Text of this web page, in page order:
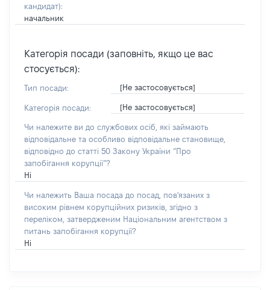
кандидат):
начальник
Категорія посади (заповніть, якщо це вас
стосується):
Тип посади: [Не застосовується]
Категорія посади: [Не застосовується]
Чи належите ви до службових осіб, які займають
відповідальне та особливо відповідальне становище,
відповідно до статті 50 Закону України “Про
запобігання корупції”?
Ні
Чи належить Ваша посада до посад, пов'язаних з
високим рівнем корупційних ризиків, згідно з
переліком, затвердженим Національним агентством з
питань запобігання корупції?
Ні